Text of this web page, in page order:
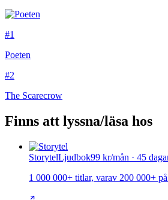
#1
Poeten
#2
The Scarecrow
Finns att lyssna/läsa hos
StorytelLjudbok99 kr/mån · 45
1 000 000+ titlar, varav 200 000+ på